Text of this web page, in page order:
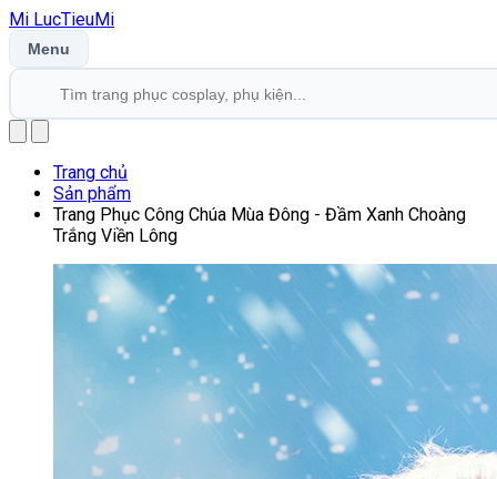
Mi LucTieuMi
Menu
Trang chủ
Sản phẩm
Trang Phục Công Chúa Mùa Đông - Đầm Xanh Choàng
Trắng Viền Lông